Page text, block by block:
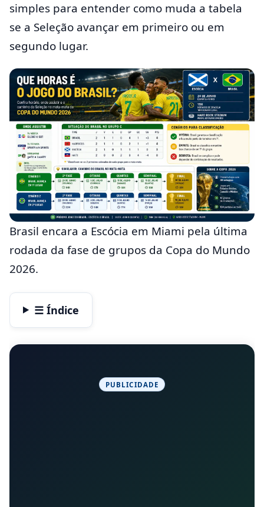
simples para entender como muda a tabela
se a Seleção avançar em primeiro ou em
segundo lugar.
Brasil encara a Escócia em Miami pela última
rodada da fase de grupos da Copa do Mundo
2026.
☰ Índice
PUBLICIDADE